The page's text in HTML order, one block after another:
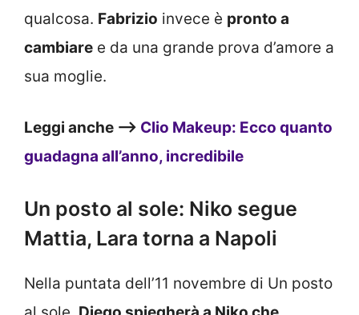
qualcosa. Fabrizio invece è pronto a
cambiare e da una grande prova d’amore a
sua moglie.
Leggi anche —> Clio Makeup: Ecco quanto
guadagna all’anno, incredibile
Un posto al sole: Niko segue
Mattia, Lara torna a Napoli
Nella puntata dell’11 novembre di Un posto